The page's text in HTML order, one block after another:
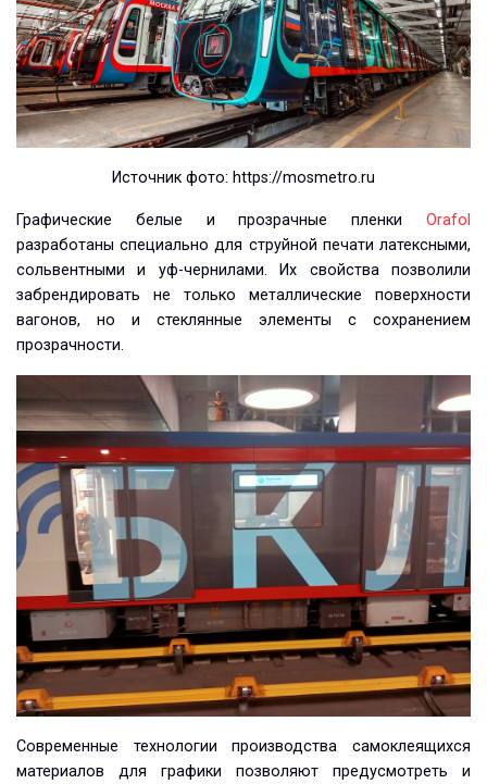
Источник фото: https://mosmetro.ru
Графические белые и прозрачные пленки Orafol
разработаны специально для струйной печати латексными,
сольвентными и уф-чернилами. Их свойства позволили
забрендировать не только металлические поверхности
вагонов, но и стеклянные элементы с сохранением
прозрачности.
Современные технологии производства самоклеящихся
материалов для графики позволяют предусмотреть и